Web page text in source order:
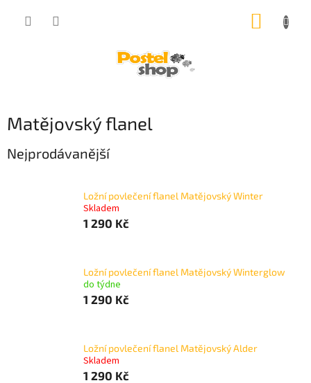
Matějovský flanel
Nejprodávanější
Ložní povlečení flanel Matějovský Winter
Skladem
1 290 Kč
Ložní povlečení flanel Matějovský Winterglow
do týdne
1 290 Kč
Ložní povlečení flanel Matějovský Alder
Skladem
1 290 Kč